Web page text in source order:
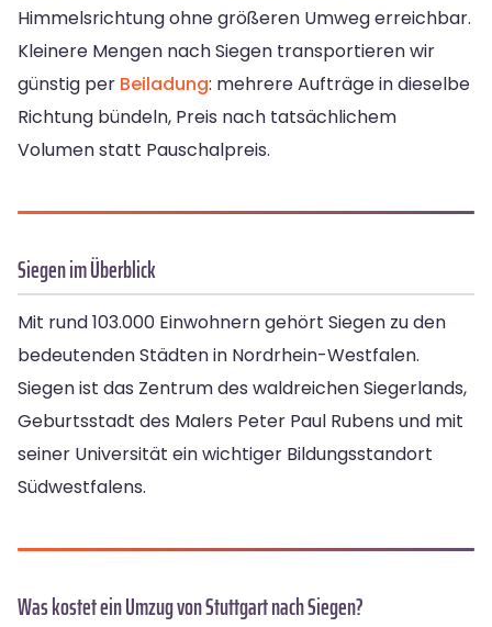
Himmelsrichtung ohne größeren Umweg erreichbar.
Kleinere Mengen nach Siegen transportieren wir
günstig per Beiladung: mehrere Aufträge in dieselbe
Richtung bündeln, Preis nach tatsächlichem
Volumen statt Pauschalpreis.
Siegen im Überblick
Mit rund 103.000 Einwohnern gehört Siegen zu den
bedeutenden Städten in Nordrhein-Westfalen.
Siegen ist das Zentrum des waldreichen Siegerlands,
Geburtsstadt des Malers Peter Paul Rubens und mit
seiner Universität ein wichtiger Bildungsstandort
Südwestfalens.
Was kostet ein Umzug von Stuttgart nach Siegen?